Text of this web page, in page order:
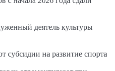
деятель культуры
субсидии на развитие спорта